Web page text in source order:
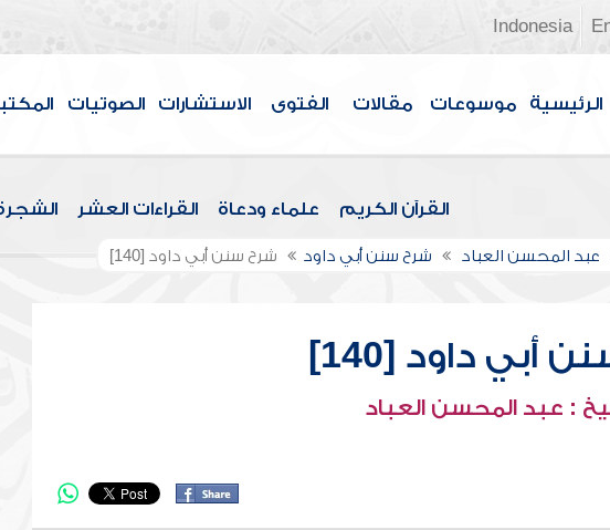
Indonesia
الرئيسية موسوعات مقالات الفتوى الاستشارات الصوتيات
القرآن الكريم علماء ودعاة القراءات العشر
عبد المحسن العباد شرح سنن أبي داود شرح سنن أبي داود [140]
أبي داود [140]
: عبد المحسن العباد